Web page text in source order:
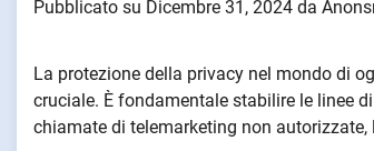
Pubblicato su Dicembre 31, 2024 da
La protezione della privacy nel mondo di
cruciale. È fondamentale stabilire le linee
chiamate di telemarketing non